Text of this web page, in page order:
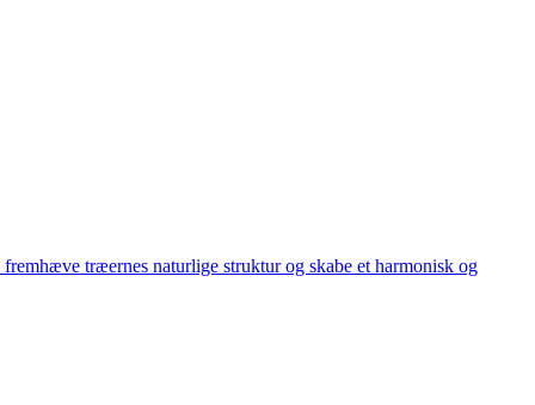
træernes naturlige struktur og skabe et harmonisk og